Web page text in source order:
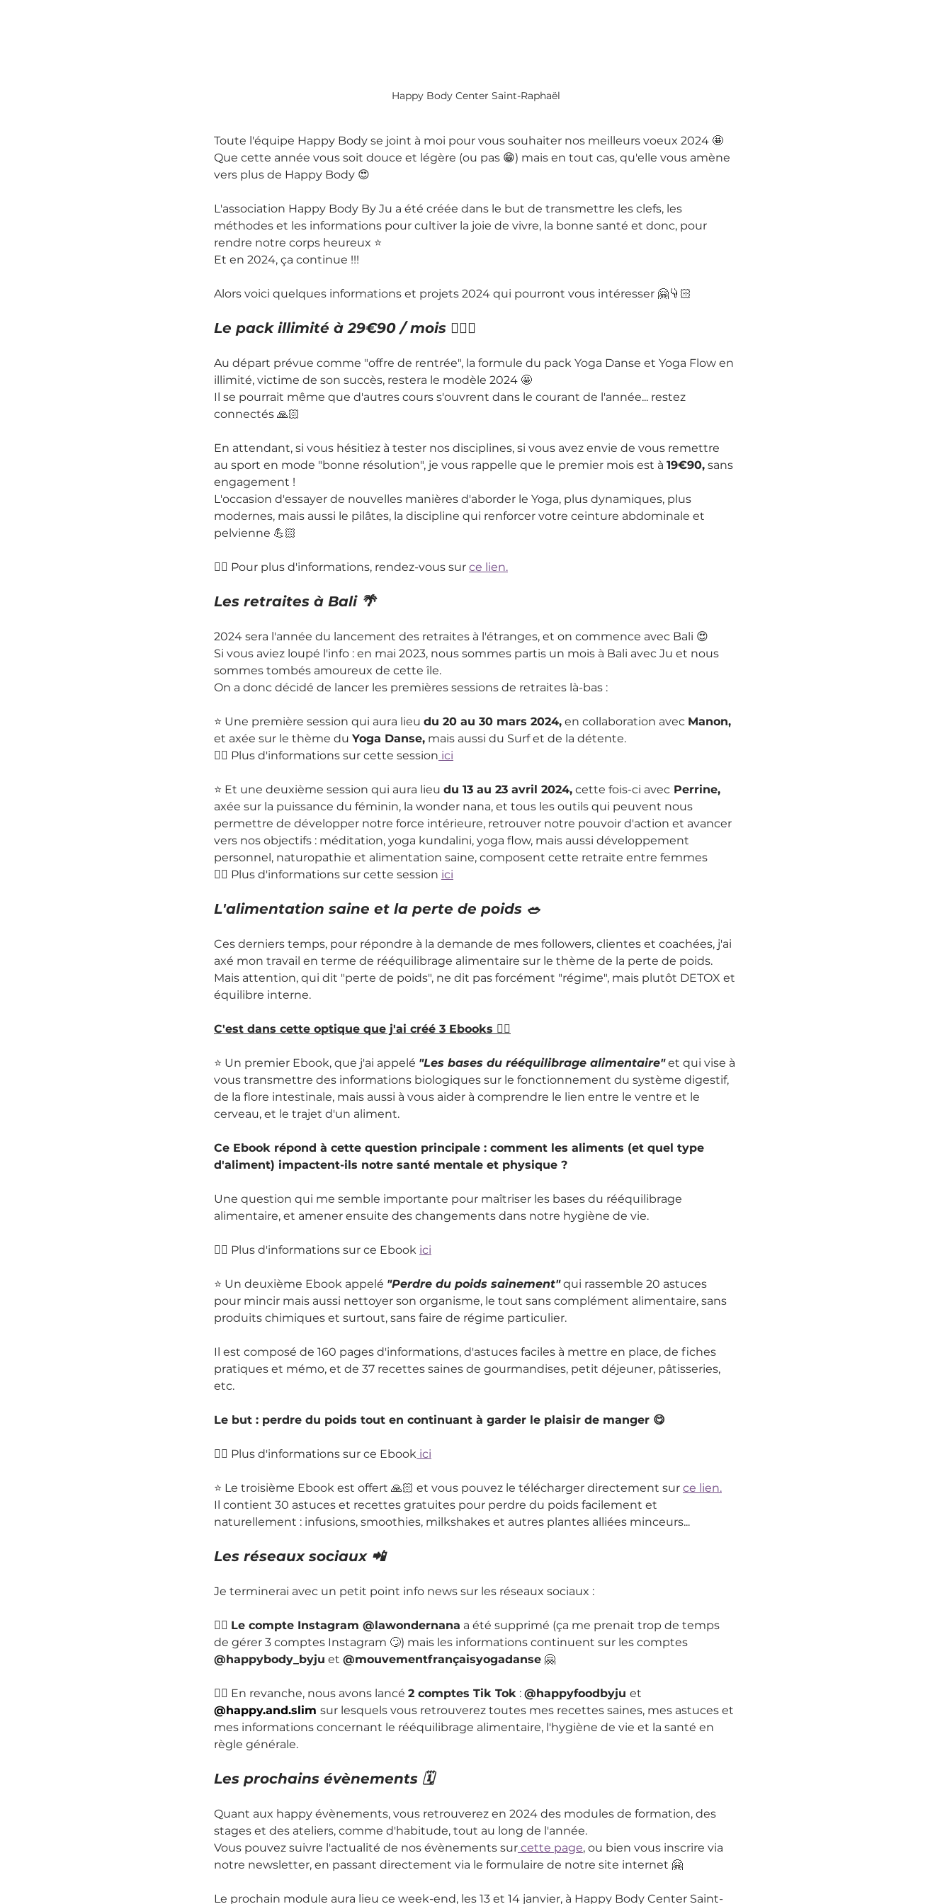
Happy Body Center Saint-Raphaël
Toute l'équipe Happy Body se joint à moi pour vous souhaiter nos meilleurs voeux 2024 🤩
Que cette année vous soit douce et légère (ou pas 😁) mais en tout cas, qu'elle vous amène
vers plus de Happy Body 😍
L'association Happy Body By Ju a été créée dans le but de transmettre les clefs, les
méthodes et les informations pour cultiver la joie de vivre, la bonne santé et donc, pour
rendre notre corps heureux ⭐️
Et en 2024, ça continue !!!
Alors voici quelques informations et projets 2024 qui pourront vous intéresser 🤗👇🏻
Le pack illimité à 29€90 / mois 🧘🏽‍♀️
Au départ prévue comme "offre de rentrée", la formule du pack Yoga Danse et Yoga Flow en
illimité, victime de son succès, restera le modèle 2024 🤩
Il se pourrait même que d'autres cours s'ouvrent dans le courant de l'année... restez
connectés 🙏🏻
En attendant, si vous hésitiez à tester nos disciplines, si vous avez envie de vous remettre
au sport en mode "bonne résolution", je vous rappelle que le premier mois est à 19€90, sans
engagement !
L'occasion d'essayer de nouvelles manières d'aborder le Yoga, plus dynamiques, plus
modernes, mais aussi le pilâtes, la discipline qui renforcer votre ceinture abdominale et
pelvienne 💪🏻
👉🏻 Pour plus d'informations, rendez-vous sur ce lien.
Les retraites à Bali 🌴
2024 sera l'année du lancement des retraites à l'étranges, et on commence avec Bali 😍
Si vous aviez loupé l'info : en mai 2023, nous sommes partis un mois à Bali avec Ju et nous
sommes tombés amoureux de cette île.
On a donc décidé de lancer les premières sessions de retraites là-bas :
⭐️ Une première session qui aura lieu du 20 au 30 mars 2024, en collaboration avec Manon,
et axée sur le thème du Yoga Danse, mais aussi du Surf et de la détente.
👉🏻 Plus d'informations sur cette session ici
⭐️ Et une deuxième session qui aura lieu du 13 au 23 avril 2024, cette fois-ci avec Perrine,
axée sur la puissance du féminin, la wonder nana, et tous les outils qui peuvent nous
permettre de développer notre force intérieure, retrouver notre pouvoir d'action et avancer
vers nos objectifs : méditation, yoga kundalini, yoga flow, mais aussi développement
personnel, naturopathie et alimentation saine, composent cette retraite entre femmes
👉🏻 Plus d'informations sur cette session ici
L'alimentation saine et la perte de poids 🥗
Ces derniers temps, pour répondre à la demande de mes followers, clientes et coachées, j'ai
axé mon travail en terme de rééquilibrage alimentaire sur le thème de la perte de poids.
Mais attention, qui dit "perte de poids", ne dit pas forcément "régime", mais plutôt DETOX et
équilibre interne.
C'est dans cette optique que j'ai créé 3 Ebooks 👇🏻
⭐️ Un premier Ebook, que j'ai appelé "Les bases du rééquilibrage alimentaire" et qui vise à
vous transmettre des informations biologiques sur le fonctionnement du système digestif,
de la flore intestinale, mais aussi à vous aider à comprendre le lien entre le ventre et le
cerveau, et le trajet d'un aliment.
Ce Ebook répond à cette question principale : comment les aliments (et quel type
d'aliment) impactent-ils notre santé mentale et physique ?
Une question qui me semble importante pour maîtriser les bases du rééquilibrage
alimentaire, et amener ensuite des changements dans notre hygiène de vie.
👉🏻 Plus d'informations sur ce Ebook ici
⭐️ Un deuxième Ebook appelé "Perdre du poids sainement" qui rassemble 20 astuces
pour mincir mais aussi nettoyer son organisme, le tout sans complément alimentaire, sans
produits chimiques et surtout, sans faire de régime particulier.
Il est composé de 160 pages d'informations, d'astuces faciles à mettre en place, de fiches
pratiques et mémo, et de 37 recettes saines de gourmandises, petit déjeuner, pâtisseries,
etc.
Le but : perdre du poids tout en continuant à garder le plaisir de manger 😋
👉🏻 Plus d'informations sur ce Ebook ici
⭐️ Le troisième Ebook est offert 🙏🏻 et vous pouvez le télécharger directement sur ce lien.
Il contient 30 astuces et recettes gratuites pour perdre du poids facilement et
naturellement : infusions, smoothies, milkshakes et autres plantes alliées minceurs...
Les réseaux sociaux 📲
Je terminerai avec un petit point info news sur les réseaux sociaux :
👉🏻 Le compte Instagram @lawondernana a été supprimé (ça me prenait trop de temps
de gérer 3 comptes Instagram 🙄) mais les informations continuent sur les comptes
@happybody_byju et @mouvementfrançaisyogadanse 🤗
👉🏻 En revanche, nous avons lancé 2 comptes Tik Tok : @happyfoodbyju et
@happy.and.slim sur lesquels vous retrouverez toutes mes recettes saines, mes astuces et
mes informations concernant le rééquilibrage alimentaire, l'hygiène de vie et la santé en
règle générale.
Les prochains évènements 🗓
Quant aux happy évènements, vous retrouverez en 2024 des modules de formation, des
stages et des ateliers, comme d'habitude, tout au long de l'année.
Vous pouvez suivre l'actualité de nos évènements sur cette page, ou bien vous inscrire via
notre newsletter, en passant directement via le formulaire de notre site internet 🤗
Le prochain module aura lieu ce week-end, les 13 et 14 janvier, à Happy Body Center Saint-